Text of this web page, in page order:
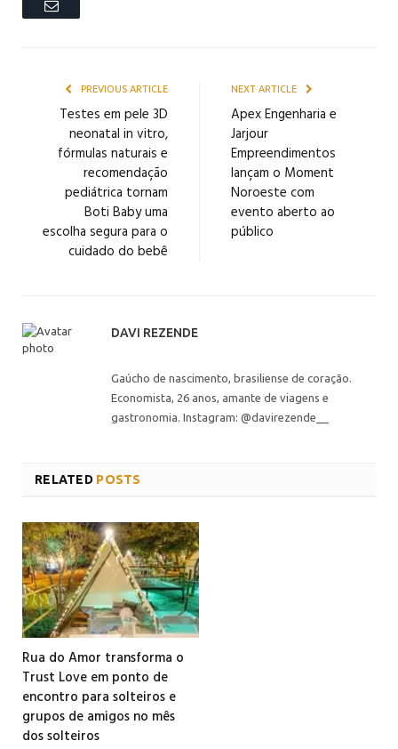
Email
PREVIOUS ARTICLE
Testes em pele 3D
neonatal in vitro,
fórmulas naturais e
recomendação
pediátrica tornam
Boti Baby uma
escolha segura para o
cuidado do bebê
NEXT ARTICLE
Apex Engenharia e
Jarjour
Empreendimentos
lançam o Moment
Noroeste com
evento aberto ao
público
DAVI REZENDE
Gaúcho de nascimento, brasiliense de coração.
Economista, 26 anos, amante de viagens e
gastronomia. Instagram: @davirezende__
RELATED POSTS
Rua do Amor transforma o
Trust Love em ponto de
encontro para solteiros e
grupos de amigos no mês
dos solteiros